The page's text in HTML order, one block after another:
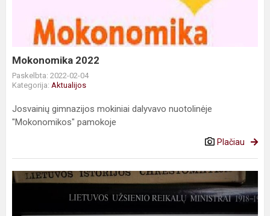
Mokonomika 2022
Paskelbta: 2022-02-04
Kategorija: Aktualijos
Josvainių gimnazijos mokiniai dalyvavo nuotolinėje
"Mokonomikos" pamokoje
Plačiau
Jaunųjų